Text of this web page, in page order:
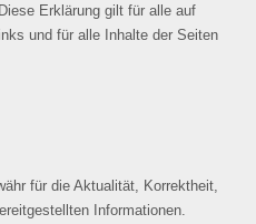
Erklärung gilt für alle auf
und für alle Inhalte der Seiten
für die Aktualität, Korrektheit,
Informationen.